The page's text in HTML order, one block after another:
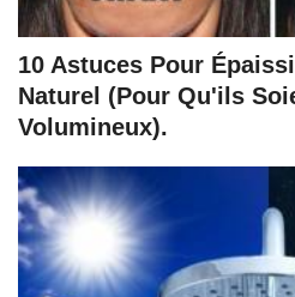
10 Astuces Pour
Naturel (Pour Qu'ils
Volumineux).